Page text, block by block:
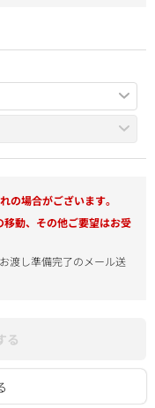
の場合がございます。
動、その他ご要望はお受
渡し準備完了のメール送
る